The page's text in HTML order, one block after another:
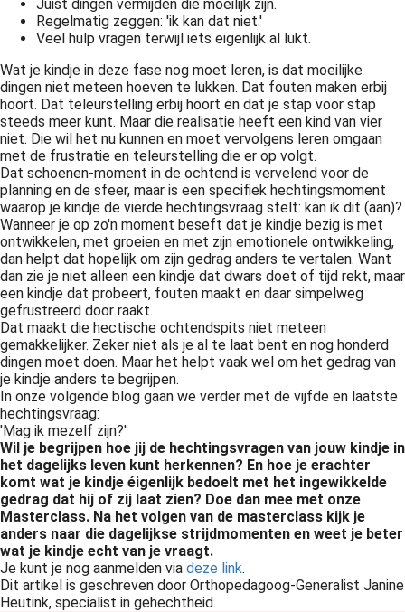
Juist dingen vermijden die moeilijk zijn.
Regelmatig zeggen: 'ik kan dat niet.'
Veel hulp vragen terwijl iets eigenlijk al lukt.
Wat je kindje in deze fase nog moet leren, is dat moeilijke
dingen niet meteen hoeven te lukken. Dat fouten maken erbij
hoort. Dat teleurstelling erbij hoort en dat je stap voor stap
steeds meer kunt. Maar die realisatie heeft een kind van vier
niet. Die wil het nu kunnen en moet vervolgens leren omgaan
met de frustratie en teleurstelling die er op volgt.
Dat schoenen-moment in de ochtend is vervelend voor de
planning en de sfeer, maar is een specifiek hechtingsmoment
waarop je kindje de vierde hechtingsvraag stelt: kan ik dit (aan)?
Wanneer je op zo'n moment beseft dat je kindje bezig is met
ontwikkelen, met groeien en met zijn emotionele ontwikkeling,
dan helpt dat hopelijk om zijn gedrag anders te vertalen. Want
dan zie je niet alleen een kindje dat dwars doet of tijd rekt, maar
een kindje dat probeert, fouten maakt en daar simpelweg
gefrustreerd door raakt.
Dat maakt die hectische ochtendspits niet meteen
gemakkelijker. Zeker niet als je al te laat bent en nog honderd
dingen moet doen. Maar het helpt vaak wel om het gedrag van
je kindje anders te begrijpen.
In onze volgende blog gaan we verder met de vijfde en laatste
hechtingsvraag:
'Mag ik mezelf zijn?'
Wil je begrijpen hoe jij de hechtingsvragen van jouw kindje in
het dagelijks leven kunt herkennen? En hoe je erachter
komt wat je kindje éigenlijk bedoelt met het ingewikkelde
gedrag dat hij of zij laat zien? Doe dan mee met onze
Masterclass. Na het volgen van de masterclass kijk je
anders naar die dagelijkse strijdmomenten en weet je beter
wat je kindje echt van je vraagt.
Je kunt je nog aanmelden via deze link.
Dit artikel is geschreven door Orthopedagoog-Generalist Janine
Heutink, specialist in gehechtheid.